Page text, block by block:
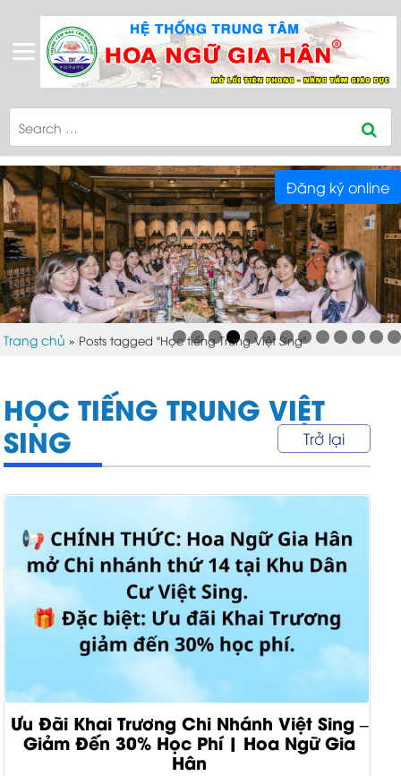
Trang chủ » Posts tagged "Học tiếng Trung Việt Sing"
HỌC TIẾNG TRUNG VIỆT
SING
Trở lại
Ưu Đãi Khai Trương Chi Nhánh Việt Sing –
Giảm Đến 30% Học Phí | Hoa Ngữ Gia
Hân
Đăng ký online